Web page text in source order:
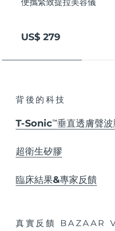
US$ 279
背後的科技
T-SonicTM 垂直透膚聲
超衛生矽膠
臨床結果&專家反饋
真實反饋 BAZAAR